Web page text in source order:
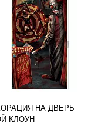
НА ДВЕРЬ
КЛОУН